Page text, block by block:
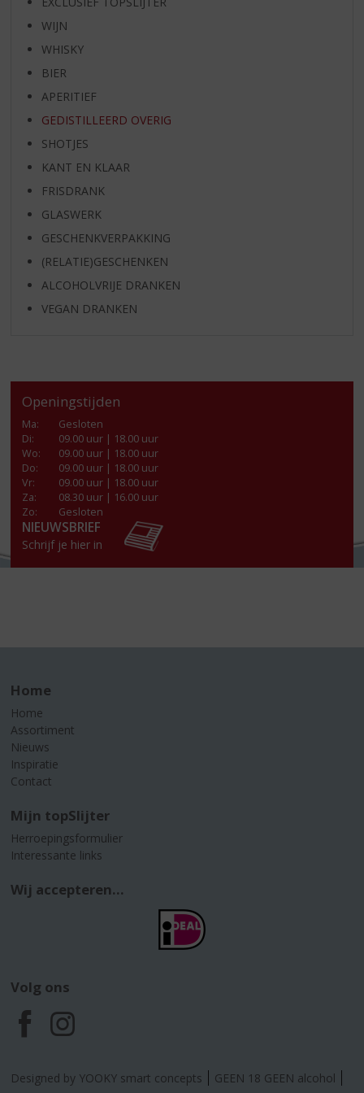
WIJN
WHISKY
BIER
APERITIEF
GEDISTILLEERD OVERIG
SHOTJES
KANT EN KLAAR
FRISDRANK
GLASWERK
GESCHENKVERPAKKING
(RELATIE)GESCHENKEN
ALCOHOLVRIJE DRANKEN
VEGAN DRANKEN
Openingstijden
Ma:
Gesloten
Di:
09.00 uur | 18.00 uur
Wo:
09.00 uur | 18.00 uur
Do:
09.00 uur | 18.00 uur
Vr:
09.00 uur | 18.00 uur
Za:
08.30 uur | 16.00 uur
Zo:
Gesloten
NIEUWSBRIEF
Schrijf je hier in
Home
Home
Assortiment
Nieuws
Inspiratie
Contact
Mijn topSlijter
Herroepingsformulier
Interessante links
Wij accepteren...
Volg ons
F
a
I
n
Designed by YOOKY smart concepts
GEEN 18 GEEN alcohol